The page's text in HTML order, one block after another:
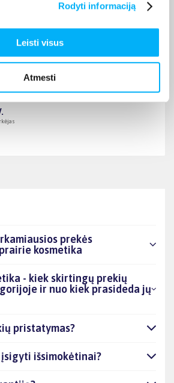
Rodyti informaciją
Leisti visus
Atmesti
prekės
kosmetika
- kiek skirtingų prekių
ir nuo kiek prasideda jų
pristatymas?
išsimokėtinai?